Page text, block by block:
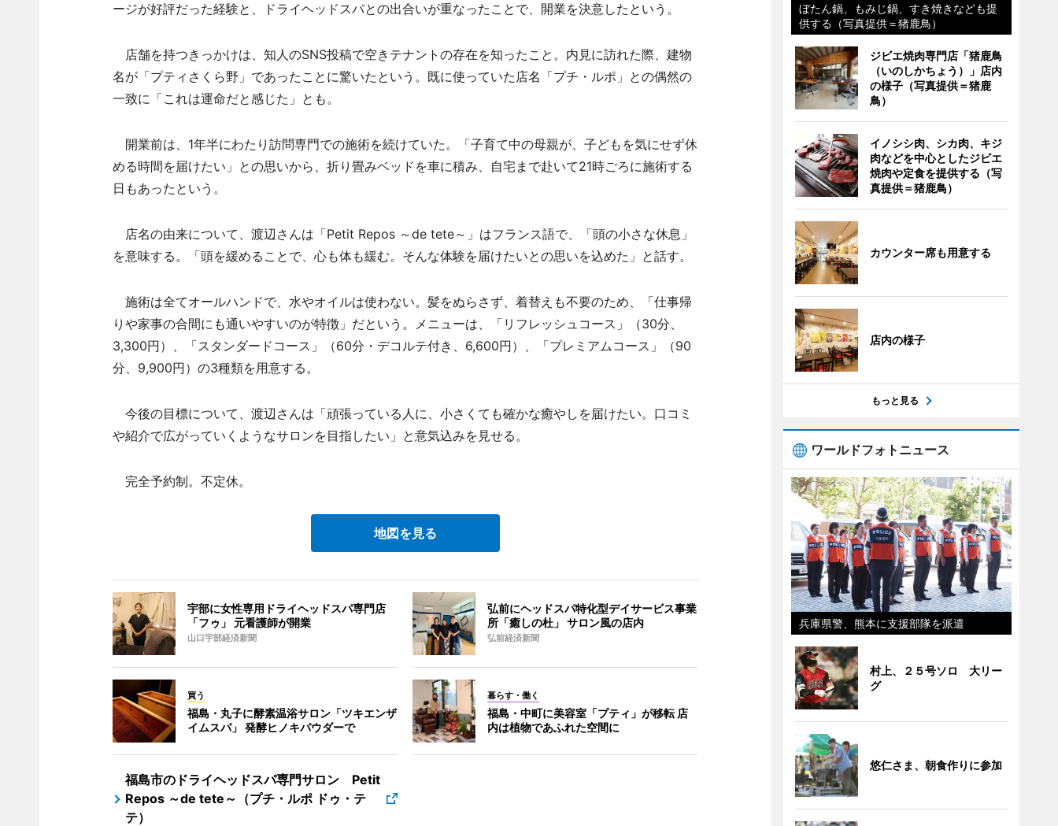
ージが好評だった経験と、ドライヘッドスパとの出合いが重なったことで、開業を決意したという。
店舗を持つきっかけは、知人のSNS投稿で空きテナントの存在を知ったこと。内見に訪れた際、建物
名が「プティさくら野」であったことに驚いたという。既に使っていた店名「プチ・ルポ」との偶然の
一致に「これは運命だと感じた」とも。
開業前は、1年半にわたり訪問専門での施術を続けていた。「子育て中の母親が、子どもを気にせず休
める時間を届けたい」との思いから、折り畳みベッドを車に積み、自宅まで赴いて21時ごろに施術する
日もあったという。
店名の由来について、渡辺さんは「Petit Repos ～de tete～」はフランス語で、「頭の小さな休息」
を意味する。「頭を緩めることで、心も体も緩む。そんな体験を届けたいとの思いを込めた」と話す。
施術は全てオールハンドで、水やオイルは使わない。髪をぬらさず、着替えも不要のため、「仕事帰
りや家事の合間にも通いやすいのが特徴」だという。メニューは、「リフレッシュコース」（30分、
3,300円）、「スタンダードコース」（60分・デコルテ付き、6,600円）、「プレミアムコース」（90
分、9,900円）の3種類を用意する。
今後の目標について、渡辺さんは「頑張っている人に、小さくても確かな癒やしを届けたい。口コミ
や紹介で広がっていくようなサロンを目指したい」と意気込みを見せる。
完全予約制。不定休。
地図を見る
宇部に女性専用ドライヘッドスパ専門店
「フゥ」 元看護師が開業
山口宇部経済新聞
弘前にヘッドスパ特化型デイサービス事業
所「癒しの杜」 サロン風の店内
弘前経済新聞
買う
福島・丸子に酵素温浴サロン「ツキエンザ
イムスパ」 発酵ヒノキパウダーで
暮らす・働く
福島・中町に美容室「プティ」が移転 店
内は植物であふれた空間に
福島市のドライヘッドスパ専門サロン Petit
Repos ～de tete～（プチ・ルポ ドゥ・テ
テ）
ぼたん鍋、もみじ鍋、すき焼きなども提
供する（写真提供＝猪鹿鳥）
ジビエ焼肉専門店「猪鹿鳥
（いのしかちょう）」店内
の様子（写真提供＝猪鹿
鳥）
イノシシ肉、シカ肉、キジ
肉などを中心としたジビエ
焼肉や定食を提供する（写
真提供＝猪鹿鳥）
カウンター席も用意する
店内の様子
もっと見る
ワールドフォトニュース
兵庫県警、熊本に支援部隊を派遣
村上、２５号ソロ 大リー
グ
悠仁さま、朝食作りに参加